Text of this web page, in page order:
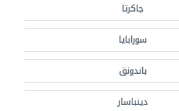
جاكرتا
سورابايا
باندونق
دينباسار